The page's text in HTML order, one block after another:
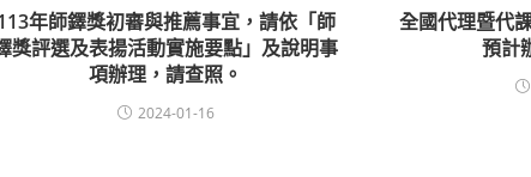
年師鐸獎初審與推薦事宜，請依「師
獎評選及表揚活動實施要點」及說明事
項辦理，請查照。
2024-01-16
全國代理暨代
預計